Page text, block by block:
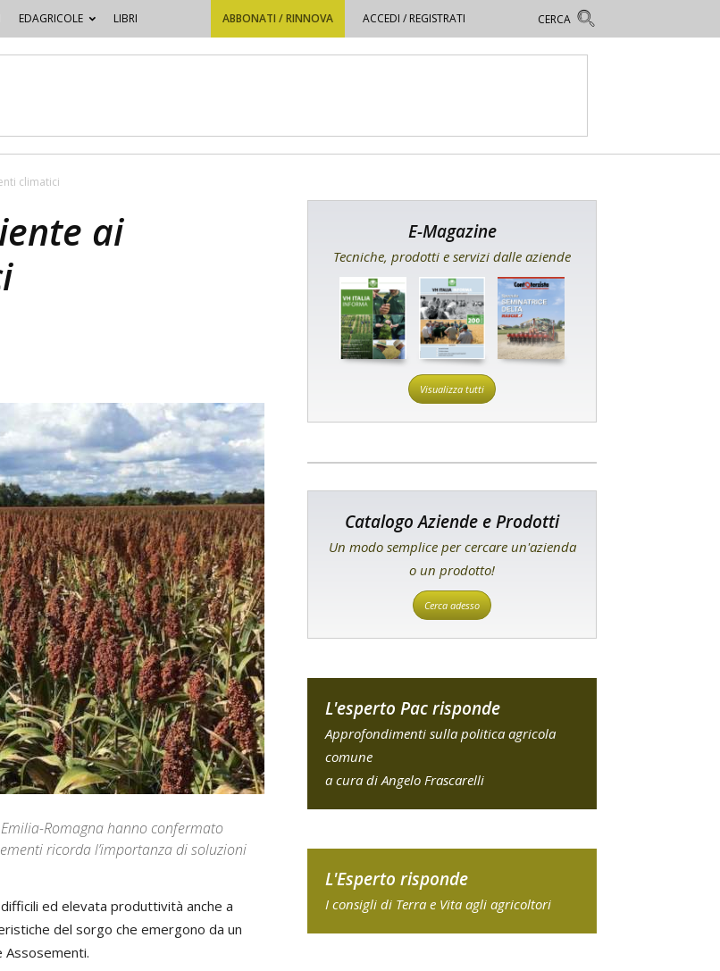
EDAGRICOLE LIBRI ABBONATI / RINNOVA ACCEDI / REGISTRATI
climatici
ai
Romagna hanno confermato
ricorda l’importanza di soluzioni
ed elevata produttività anche a
del sorgo che emergono da un
E-Magazine
Tecniche, prodotti e servizi dalle aziende
Visualizza tutti
Catalogo Aziende e Prodotti
Un modo semplice per cercare un'azienda
o un prodotto!
Cerca adesso
L'esperto Pac risponde
Approfondimenti sulla politica agricola
comune
a cura di Angelo Frascarelli
L'Esperto risponde
I consigli di Terra e Vita agli agricoltori